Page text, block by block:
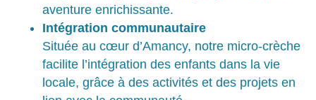
aventure enrichissante.
Intégration communautaire
Située au cœur d’Amancy, notre micro-crèche
facilite l’intégration des enfants dans la vie
locale, grâce à des activités et des projets en